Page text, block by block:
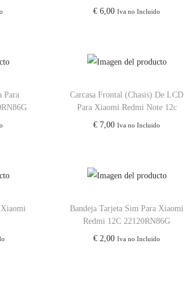
€ 6,00 Iva no Incluido
Para
Carcasa Frontal (Chasis) De LCD
Para Xiaomi Redmi Note 12c
€ 7,00 Iva no Incluido
Bandeja Tarjeta Sim Para Xiaomi
Redmi 12C 22120RN86G
€ 2,00 Iva no Incluido